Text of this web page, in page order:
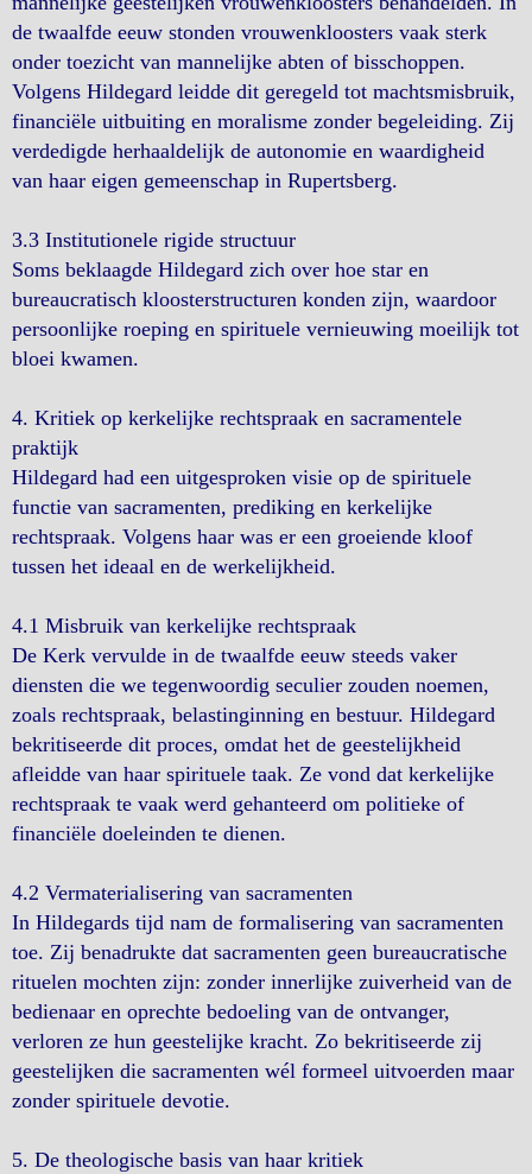
de twaalfde eeuw stonden vrouwenkloosters vaak sterk
onder toezicht van mannelijke abten of bisschoppen.
Volgens Hildegard leidde dit geregeld tot machtsmisbruik,
financiële uitbuiting en moralisme zonder begeleiding. Zij
verdedigde herhaaldelijk de autonomie en waardigheid
van haar eigen gemeenschap in Rupertsberg.
3.3 Institutionele rigide structuur
Soms beklaagde Hildegard zich over hoe star en
bureaucratisch kloosterstructuren konden zijn, waardoor
persoonlijke roeping en spirituele vernieuwing moeilijk tot
bloei kwamen.
4. Kritiek op kerkelijke rechtspraak en sacramentele
praktijk
Hildegard had een uitgesproken visie op de spirituele
functie van sacramenten, prediking en kerkelijke
rechtspraak. Volgens haar was er een groeiende kloof
tussen het ideaal en de werkelijkheid.
4.1 Misbruik van kerkelijke rechtspraak
De Kerk vervulde in de twaalfde eeuw steeds vaker
diensten die we tegenwoordig seculier zouden noemen,
zoals rechtspraak, belastinginning en bestuur. Hildegard
bekritiseerde dit proces, omdat het de geestelijkheid
afleidde van haar spirituele taak. Ze vond dat kerkelijke
rechtspraak te vaak werd gehanteerd om politieke of
financiële doeleinden te dienen.
4.2 Vermaterialisering van sacramenten
In Hildegards tijd nam de formalisering van sacramenten
toe. Zij benadrukte dat sacramenten geen bureaucratische
rituelen mochten zijn: zonder innerlijke zuiverheid van de
bedienaar en oprechte bedoeling van de ontvanger,
verloren ze hun geestelijke kracht. Zo bekritiseerde zij
geestelijken die sacramenten wél formeel uitvoerden maar
zonder spirituele devotie.
5. De theologische basis van haar kritiek